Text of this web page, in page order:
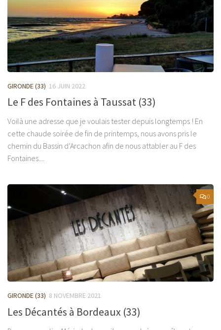
GIRONDE (33) 16 JUIN 2022
Le F des Fontaines à Taussat (33)
Voilà une adresse que je voulais tester depuis longtemps ! En
cette chaude soirée de fin de printemps, nous avons pris le
chemin du Bassin d’Arcachon afin de nous attabler au F des
Fontaines....
0
GIRONDE (33) 8 NOVEMBRE 2021
Les Décantés à Bordeaux (33)